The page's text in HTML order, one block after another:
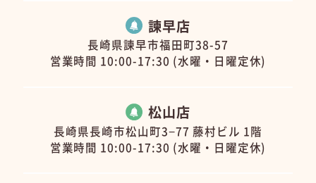
諫早店
長崎県諫早市福田町38-57
営業時間 10:00-17:30 (水曜・日曜定休)
松山店
長崎県長崎市松山町3−77 藤村ビル 1階
営業時間 10:00-17:30 (水曜・日曜定休)